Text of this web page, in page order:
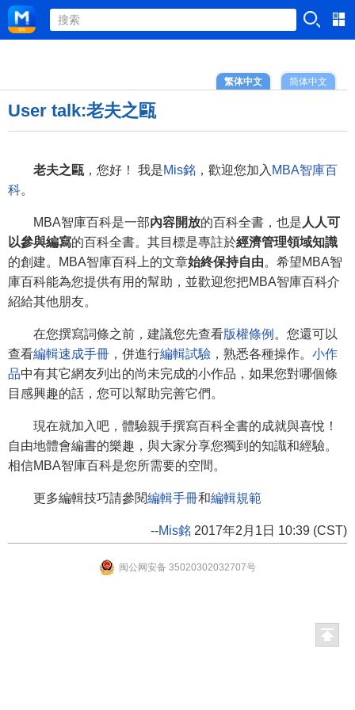
简体中文
繁体中文
User talk:老夫之甌
老夫之甌 ，您好！ 我是Mis銘 ，歡迎您加入 MBA智庫百
科。
MBA智庫百科是一部內容開放的百科全書，也是 人人可
以參與編寫的百科全書。其目標是專註於經濟管理領域知識
的創建。MBA智庫百科上的文章始終保持自由。希望MBA智
庫百科能為您提供有用的幫助，並歡迎您把MBA智庫百科介
紹給其他朋友。
在您撰寫詞條之前，建議您先查看版權條例 。您還可以
查看編輯速成手冊 ，併進行編輯試驗 ，熟悉各種操作。 小作
品中有其它網友列出的尚未完成的小作品，如果您對哪個條
目感興趣的話，您可以幫助完善它們。
現在就加入吧，體驗親手撰寫百科全書的成就與喜悅！
自由地體會編書的樂趣，與大家分享您獨到的知識和經驗。
相信MBA智庫百科是您所需要的空間。
更多編輯技巧請參閱編輯手冊和編輯規範
--Mis銘 2017年2月1日 10:39 (CST)
闽公网安备 35020302032707号